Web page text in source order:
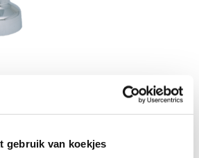
gebruik van koekjes